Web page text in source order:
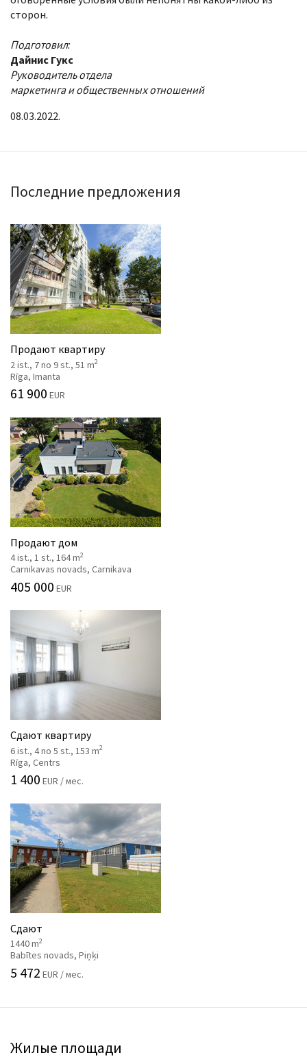
сторон.
Подготовил:
Дайнис Гукс
Руководитель отдела
маркетинга и общественных отношений
08.03.2022.
Последние предложения
Продают квартиру
2 ist., 7 no 9 st., 51 m2
Rīga, Imanta
61 900 EUR
Продают дом
4 ist., 1 st., 164 m2
Carnikavas novads, Carnikava
405 000 EUR
Сдают квартиру
6 ist., 4 no 5 st., 153 m2
Rīga, Centrs
1 400 EUR / мес.
Сдают
1440 m2
Babītes novads, Piņķi
5 472 EUR / мес.
Жилые площади